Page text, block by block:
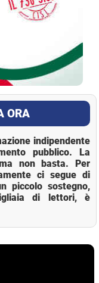
ORA
indipendente
pubblico. La
non basta. Per
ci segue di
piccolo sostegno,
di lettori, è